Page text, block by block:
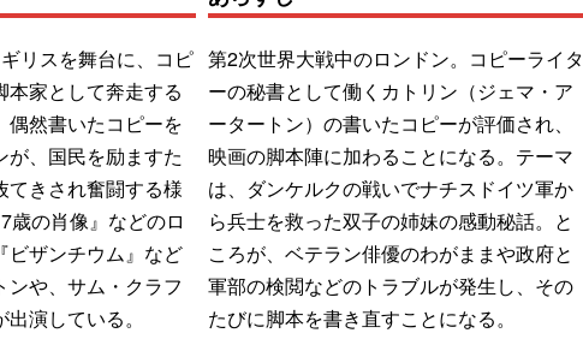
リスを舞台に、コピ
本家として奔走する
偶然書いたコピーを
、国民を励ますた
てきされ奮闘する様
歳の肖像』などのロ
ビザンチウム』など
や、サム・クラフ
演している。
第2次世界大戦中のロンドン。コピーライタ
ーの秘書として働くカトリン（ジェマ・ア
ータートン）の書いたコピーが評価され、
映画の脚本陣に加わることになる。テーマ
は、ダンケルクの戦いでナチスドイツ軍か
ら兵士を救った双子の姉妹の感動秘話。と
ころが、ベテラン俳優のわがままや政府と
軍部の検閲などのトラブルが発生し、その
たびに脚本を書き直すことになる。